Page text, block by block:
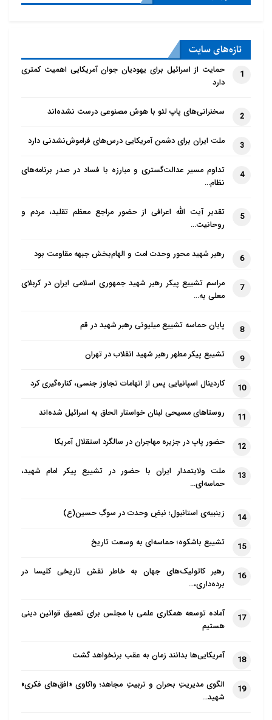
عندما يتم تنفيذ شروط المواطنة فلا يوجد أي اختلاف بين
المواطنين المسلمين وغير المسلمين من ناحية التمتع
بالحقوق الاجتماعية، وجميع المواطنين يحظون بحياة آمنة
كليد واژه:كليدواژه فارسي: حکومت اسلامي، غير
عربي: الحكومة الإسلامية، غير المسلمين، التعايش،
مناهضة الإسلام، المواطنون)
حقوق و تکاليف شهروندان غير مسلمان در جامعه اسلامي
تازه‌‌های سایت
1
حمایت از اسرائیل برای یهودیان جوان آمریکایی اهمیت کمتری
دارد
2 سخنرانی‌های پاپ لئو با هوش مصنوعی درست نشده‌اند
3 ملت ایران برای دشمن آمریکایی درس‌های فراموش‌نشدنی دارد
4
تداوم مسیر عدالت‌گستری و مبارزه با فساد در صدر برنامه‌های
نظام…
5
تقدیر آیت الله اعرافی از حضور مراجع معظم تقلید، مردم و
روحانیت…
6 رهبر شهید محور وحدت امت و الهام‌بخش جبهه مقاومت بود
7
مراسم تشییع پیکر رهبر شهید جمهوری اسلامی ایران در کربلای
معلی به…
8 پایان حماسه تشییع میلیونی رهبر شهید در قم
9 تشییع پیکر مطهر رهبر شهید انقلاب در تهران
10 کاردینال اسپانیایی پس از اتهامات تجاوز جنسی، کناره‌گیری کرد
11 روستاهای مسیحی لبنان خواستار الحاق به اسرائیل شده‌اند
12 حضور پاپ در جزیره مهاجران در سالگرد استقلال آمریکا
13
ملت ولایتمدار ایران با حضور در تشییع پیکر امام شهید،
حماسه‌ای…
14 زینبیه‌ی استانبول؛ نبضِ وحدت در سوگِ حسین(ع)
15 تشییع باشکوه؛ حماسه‌ای به وسعت تاریخ
16
رهبر کاتولیک‌های جهان به خاطر نقش تاریخی کلیسا در
برده‌داری،…
17
آماده توسعه همکاری علمی با مجلس برای تعمیق قوانین دینی
هستیم
18 آمریکایی‌ها بدانند زمان به عقب برنخواهد گشت
19
الگوی مدیریتِ بحران و تربیتِ مجاهد؛ واکاوی «افق‌های فکری»
شهید…